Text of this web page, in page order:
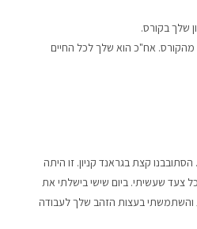
שלך בקורס.
אח"כ הוא שלך לכל החיים
קצת בגראנד קניון. זו היתה
צעד שעשיתי. ביום שישי בישלתי את
בעצות הזהב שלך לעבודה